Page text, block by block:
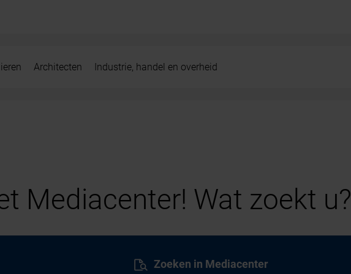
Architecten Industrie, handel en overheid
Mediacenter! Wat zoekt u?
Zoeken in Mediacenter